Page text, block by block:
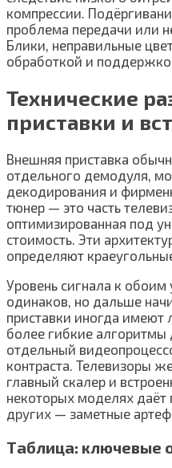
компрессии.
проблема передачи или
Блики, неправильные
обработкой и
Технические
приставки и
Внешняя приставка
отдельного демодуля,
декодирования и
тюнер — это часть
оптимизированная под
стоимость. Эти
определяют
Уровень сигнала к
одинаков, но дальше
приставки иногда
более гибкие алгоритмы
отдельный
контраста. Телевизоры
главный скалер и
некоторых моделях даёт
других — заметные
Таблица: ключевые